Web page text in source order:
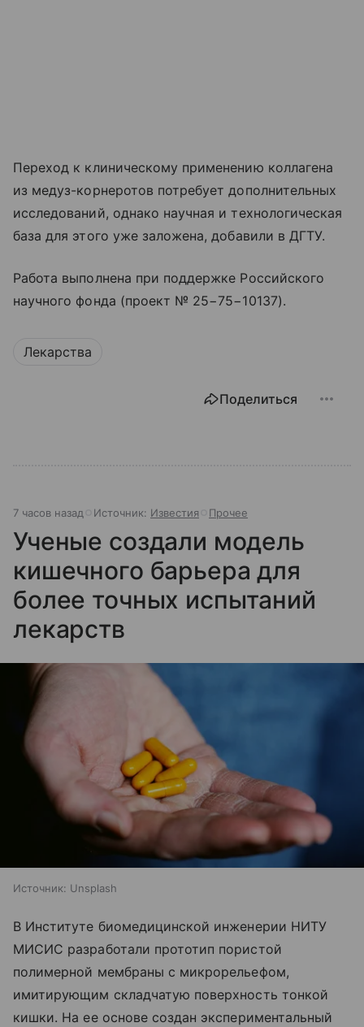
Переход к клиническому применению коллагена
из медуз-корнеротов потребует дополнительных
исследований, однако научная и технологическая
база для этого уже заложена, добавили в ДГТУ.
Работа выполнена при поддержке Российского
научного фонда (проект № 25−75−10137).
Лекарства
Поделиться
7 часов назад Источник: Известия Прочее
Ученые создали модель
кишечного барьера для
более точных испытаний
лекарств
Источник: Unsplash
В Институте биомедицинской инженерии НИТУ
МИСИС разработали прототип пористой
полимерной мембраны с микрорельефом,
имитирующим складчатую поверхность тонкой
кишки. На ее основе создан экспериментальный